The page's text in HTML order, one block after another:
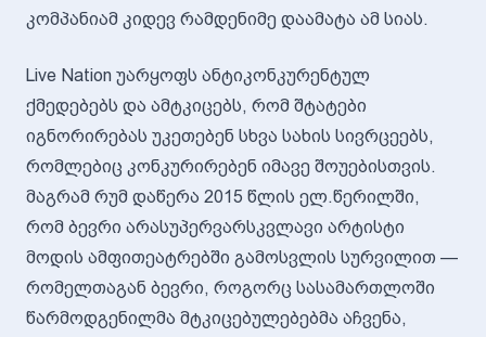
კომპანიამ კიდევ რამდენიმე დაამატა ამ სიას.
Live Nation უარყოფს ანტიკონკურენტულ
ქმედებებს და ამტკიცებს, რომ შტატები
იგნორირებას უკეთებენ სხვა სახის სივრცეებს,
რომლებიც კონკურირებენ იმავე შოუებისთვის.
მაგრამ რუმ დაწერა 2015 წლის ელ.წერილში,
რომ ბევრი არასუპერვარსკვლავი არტისტი
მოდის ამფითეატრებში გამოსვლის სურვილით —
რომელთაგან ბევრი, როგორც სასამართლოში
წარმოდგენილმა მტკიცებულებებმა აჩვენა,